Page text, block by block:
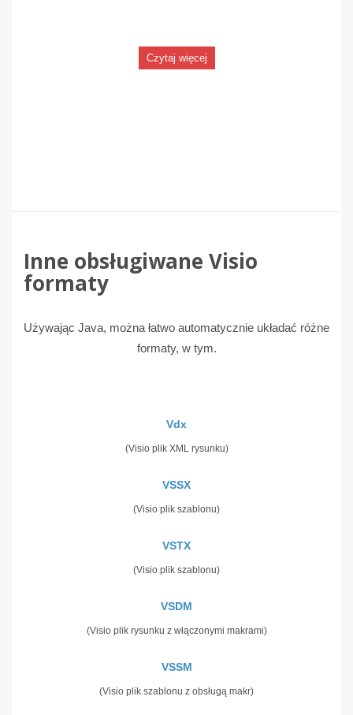
Czytaj więcej
Inne obsługiwane Visio
formaty
Używając Java, można łatwo automatycznie układać różne
formaty, w tym.
Vdx
(Visio plik XML rysunku)
VSSX
(Visio plik szablonu)
VSTX
(Visio plik szablonu)
VSDM
(Visio plik rysunku z włączonymi makrami)
VSSM
(Visio plik szablonu z obsługą makr)